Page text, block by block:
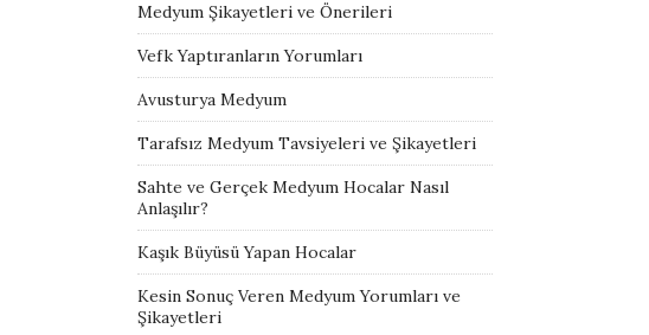
Medyum Şikayetleri ve Önerileri
Vefk Yaptıranların Yorumları
Avusturya Medyum
Tarafsız Medyum Tavsiyeleri ve Şikayetleri
Sahte ve Gerçek Medyum Hocalar Nasıl
Anlaşılır?
Kaşık Büyüsü Yapan Hocalar
Kesin Sonuç Veren Medyum Yorumları ve
Şikayetleri